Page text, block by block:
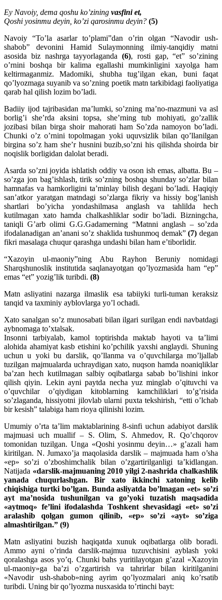
Ey Navoiy, dema qoshu ko’zining vasfini et,
Qoshi yosinmu deyin, ko’zi qarosinmu deyin? (5)
Navoiy “To’la asarlar to’plami”dan o’rin olgan “Navodir ush-
shabob” devonini Hamid Sulaymonning ilmiy-tanqidiy matni
asosida biz nashrga tayyorlaganda (6), rosti gap, “et” so’zining
o’rnini boshqa bir kalima egallashi mumkinligini xayolga ham
keltirmaganmiz. Madomiki, shubha tug’ilgan ekan, buni faqat
qo’lyozmaga suyanib va so’zning poetik matn tarkibidagi faoliyatiga
qarab hal qilish lozim bo’ladi.
Badiiy ijod tajribasidan ma’lumki, so’zning ma’no-mazmuni va asl
borlig’i she’rda aksini topsa, she’rning tub mohiyati, go’zallik
jozibasi bilan birga shoir mahorati ham So’zda namoyon bo’ladi.
Chunki o’z o’rnini topolmagan yoki uquvsizlik bilan qo’llanilgan
birgina so’z ham she’r husnini buzib,so’zni his qilishda shoirda bir
noqislik borligidan dalolat beradi.
Asarda so’zni joyida ishlatish oddiy va oson ish emas, albatta. Bu –
so’zga jon bag’ishlash, tirik so’zning boshqa shunday so’zlar bilan
hamnafas va hamkorligini ta’minlay bilish degani bo’ladi. Haqiqiy
san’atkor yaratgan matndagi so’zlarga fikriy va hissiy bog’lanish
shartlari bo’yicha yondashilmasa anglash va tahlilda hech
kutilmagan xato hamda chalkashliklar sodir bo’ladi. Bizningcha,
taniqli G’arb olimi G.G.Gadamerning “Matnni anglash – so’zda
ifodalanadigan an’anani so’z shaklida tushunmoq demak”(7) degan
fikri masalaga chuqur qarashga undashi bilan ham e’tiborlidir.
“Xazoyin ul-maoniy”ning Abu Rayhon Beruniy nomidagi
Sharqshunoslik institutida saqlanayotgan qo’lyozmasida ham “ep”
emas “et” yozig’lik turibdi. (8)
Matn asliyatini nazarga ilmaslik esa tabiiyki turli-tuman keraksiz
tanqid va taxminiy ayblovlarga yo’l ochadi.
Xato sanalgan so’z munosabati bilan ilgari surilgan endi navbatdagi
aybnomaga to’xtalsak.
Insonni tarbiyalab, kamol toptirishda maktab hayoti va ta’limi
alohida ahamiyat kasb etishini ko’pchilik yaxshi anglaydi. Shuning
uchun u yoki bu darslik, qo’llanma va o’quvchilarga mo’ljallab
tuzilgan majmualarda uchraydigan xato, nuqson hamda noaniqliklar
ba’zan hech kutilmagan salbiy oqibatlarga sabab bo’lishini inkor
qilish qiyin. Lekin ayni paytda necha yuz minglab o’qituvchi va
o’quvchilar o’qiydigan kitoblarning kamchiliklari to’g’risida
so’zlaganda, hissiyotni jilovlab ularni puxta tekshirish, “etti o’lchab
bir kesish” talabiga ham rioya qilinishi lozim.
Umumiy o’rta ta’lim maktablarining 8-sinfi uchun adabiyot darslik
majmuasi uch muallif – S. Olim, S. Ahmedov, R. Qo’chqorov
tomonidan tuzilgan. Unga «Qoshi yosinmu deyin…» g’azali ham
kiritilgan. N. Jumaxo’ja maqolasida darslik – majmuada ham o’sha
«ep» so’zi o’zboshimchalik bilan o’zgartirilganligi ta’kidlangan.
Natijada «darslik-majmuaning 2010 yilgi 2-nashrida chalkashlik
yanada chuqurlashgan. Bir xato ikkinchi xatoning kelib
chiqishiga turtki bo’lgan. Bunda asliyatda bo’lmagan «et» so’zi
ayt ma’nosida tushunilgan va go’yoki tuzatish maqsadida
«aytmoq» fe’lini ifodalashda Toshkent shevasidagi «et» so’zi
aralashib qolgan gumon qilinib, «ep» so’zi «ayt» so’ziga
almashtirilgan.” (9)
Matn asliyatini buzish haqiqatda xunuk oqibatlarga olib boradi.
Ammo ayni o’rinda darslik-majmua tuzuvchisini ayblash yoki
qoralashga asos yo’q. Chunki bahs yuritilayotgan g’azal «Xazoyin
ul-maoniy»ga ba’zi o’zgartirish va tahrirlar bilan kiritilganini
«Navodir ush-shabob»ning ayrim qo’lyozmalari aniq ko’rsatib
turibdi. Uning bir qo’lyozma nusxasida to’rtinchi bayt: